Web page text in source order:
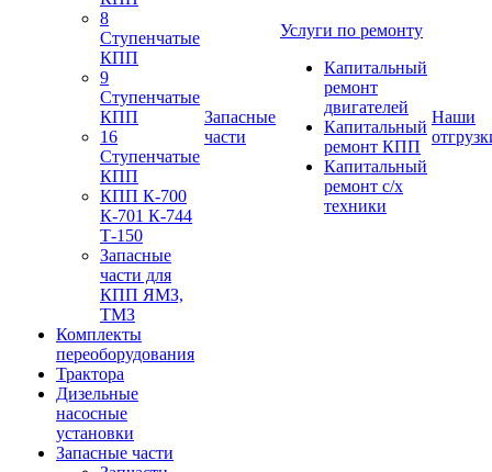
8
Ступенчатые
КПП
9
Ступенчатые
КПП
16
Ступенчатые
КПП
КПП К-700
К-701 К-744
Т-150
Запасные
части для
КПП ЯМЗ,
ТМЗ
Комплекты
переоборудования
Трактора
Дизельные
насосные
установки
Запасные части
Запасные
части
Услуги по ремонту
Капитальный
ремонт
двигателей
Капитальный
ремонт КПП
Капитальный
ремонт с/х
техники
Наши